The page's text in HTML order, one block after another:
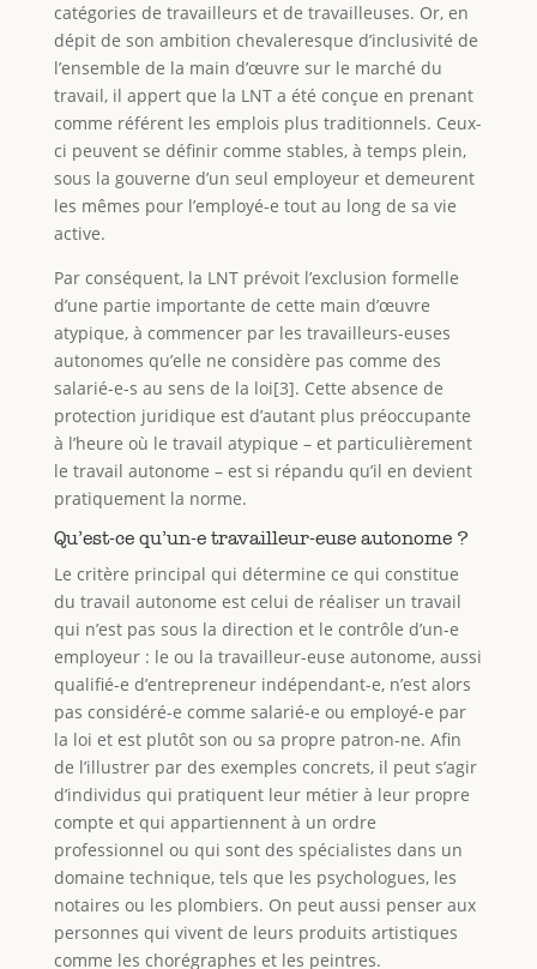
catégories de travailleurs et de travailleuses. Or, en
dépit de son ambition chevaleresque d’inclusivité de
l’ensemble de la main d’œuvre sur le marché du
travail, il appert que la LNT a été conçue en prenant
comme référent les emplois plus traditionnels. Ceux-
ci peuvent se définir comme stables, à temps plein,
sous la gouverne d’un seul employeur et demeurent
les mêmes pour l’employé-e tout au long de sa vie
active.
Par conséquent, la LNT prévoit l’exclusion formelle
d’une partie importante de cette main d’œuvre
atypique, à commencer par les travailleurs-euses
autonomes qu’elle ne considère pas comme des
salarié-e-s au sens de la loi[3]. Cette absence de
protection juridique est d’autant plus préoccupante
à l’heure où le travail atypique – et particulièrement
le travail autonome – est si répandu qu’il en devient
pratiquement la norme.
Qu’est-ce qu’un-e travailleur-euse autonome ?
Le critère principal qui détermine ce qui constitue
du travail autonome est celui de réaliser un travail
qui n’est pas sous la direction et le contrôle d’un-e
employeur : le ou la travailleur-euse autonome, aussi
qualifié-e d’entrepreneur indépendant-e, n’est alors
pas considéré-e comme salarié-e ou employé-e par
la loi et est plutôt son ou sa propre patron-ne. Afin
de l’illustrer par des exemples concrets, il peut s’agir
d’individus qui pratiquent leur métier à leur propre
compte et qui appartiennent à un ordre
professionnel ou qui sont des spécialistes dans un
domaine technique, tels que les psychologues, les
notaires ou les plombiers. On peut aussi penser aux
personnes qui vivent de leurs produits artistiques
comme les chorégraphes et les peintres.